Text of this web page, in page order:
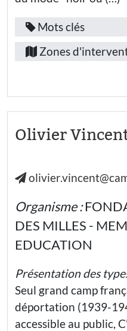
Mots clés
Fonction
/
emploi
Secteur
d’activité
Education
Ecole
élémentaire
Education
nationale
- Collège
Education
- Lycée
général
Education
nationale -
Zones
Île-
de-
Provence-
Alpes-
Côte-
Olivier
Organisme :
DES MILLES -
EDUCATION
Présentation des
Seul grand camp
déportation (1939-
accessible au public,